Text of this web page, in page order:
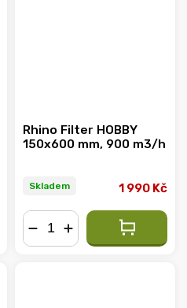
Rhino Filter HOBBY
150x600 mm, 900 m3/h
Skladem 1 990 Kč